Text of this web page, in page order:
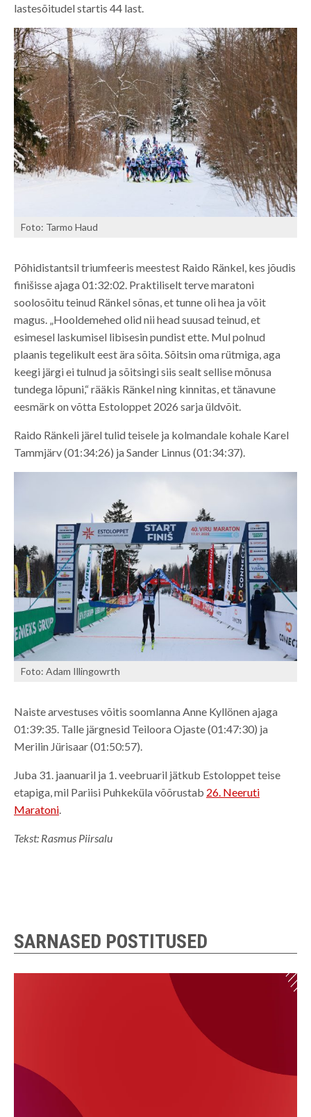
lastesõitudel startis 44 last.
Foto: Tarmo Haud
Põhidistantsil triumfeeris meestest Raido Ränkel, kes jõudis
finišisse ajaga 01:32:02. Praktiliselt terve maratoni
soolosõitu teinud Ränkel sõnas, et tunne oli hea ja võit
magus. „Hooldemehed olid nii head suusad teinud, et
esimesel laskumisel libisesin pundist ette. Mul polnud
plaanis tegelikult eest ära sõita. Sõitsin oma rütmiga, aga
keegi järgi ei tulnud ja sõitsingi siis sealt sellise mõnusa
tundega lõpuni,“ rääkis Ränkel ning kinnitas, et tänavune
eesmärk on võtta Estoloppet 2026 sarja üldvõit.
Raido Ränkeli järel tulid teisele ja kolmandale kohale Karel
Tammjärv (01:34:26) ja Sander Linnus (01:34:37).
Foto: Adam Illingowrth
Naiste arvestuses võitis soomlanna Anne Kyllönen ajaga
01:39:35. Talle järgnesid Teiloora Ojaste (01:47:30) ja
Merilin Jürisaar (01:50:57).
Juba 31. jaanuaril ja 1. veebruaril jätkub Estoloppet teise
etapiga, mil Pariisi Puhkeküla võõrustab 26. Neeruti
Maratoni
Tekst: Rasmus Piirsalu
SARNASED POSTITUSED